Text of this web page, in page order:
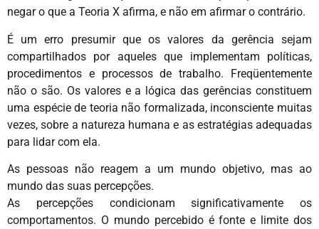
negar o que a Teoria X afirma, e não em afirmar o contrário.
É um erro presumir que os valores da gerência sejam
compartilhados por aqueles que implementam políticas,
procedimentos e processos de trabalho. Freqüentemente
não o são. Os valores e a lógica das gerências constituem
uma espécie de teoria não formalizada, inconsciente muitas
vezes, sobre a natureza humana e as estratégias adequadas
para lidar com ela.
As pessoas não reagem a um mundo objetivo, mas ao
mundo das suas percepções.
As percepções condicionam significativamente os
comportamentos. O mundo percebido é fonte e limite dos